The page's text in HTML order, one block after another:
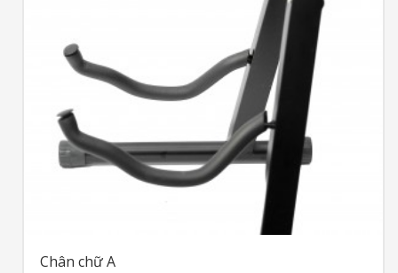
Chân chữ A